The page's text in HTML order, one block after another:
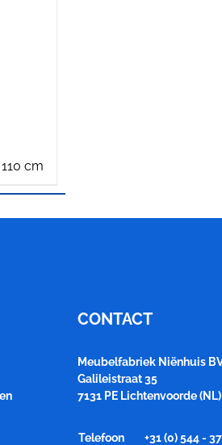
cm
CONTACT
Meubelfabriek Niënhuis
Galileistraat 35
7131 PE Lichtenvoorde (NL)
Telefoon
+31 (0) 544 -